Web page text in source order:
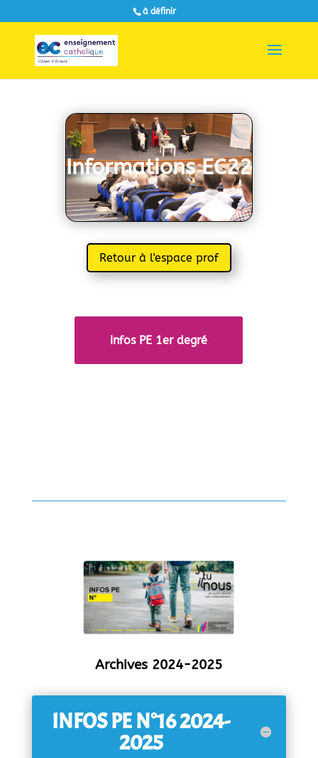
à définir
Informations EC22
Retour à l'espace prof
infos PE 1er degré
Archives 2024-2025
INFOS PE N°16 2024-
2025